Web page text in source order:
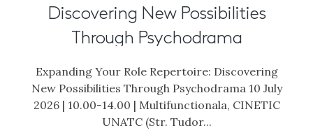
Discovering New Possibilities
Through Psychodrama
Expanding Your Role Repertoire: Discovering
New Possibilities Through Psychodrama 10 July
2026 | 10.00-14.00 | Multifunctionala, CINETIC
UNATC (Str. Tudor...